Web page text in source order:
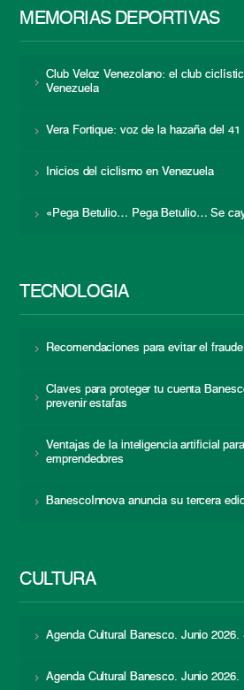
MEMORIAS DEPORTIVAS
Club Veloz Venezolano: el club
Venezuela
Vera Fortique: voz de la hazaña del 41
Inicios del ciclismo en Venezuela
«Pega Betulio… Pega Betulio… Se
TECNOLOGÍA
Recomendaciones para evitar el
Claves para proteger tu cuenta
prevenir estafas
Ventajas de la inteligencia artificial
emprendedores
BanescoInnova anuncia su tercera
CULTURA
Agenda Cultural Banesco. Junio 2026.
Agenda Cultural Banesco. Junio 2026.